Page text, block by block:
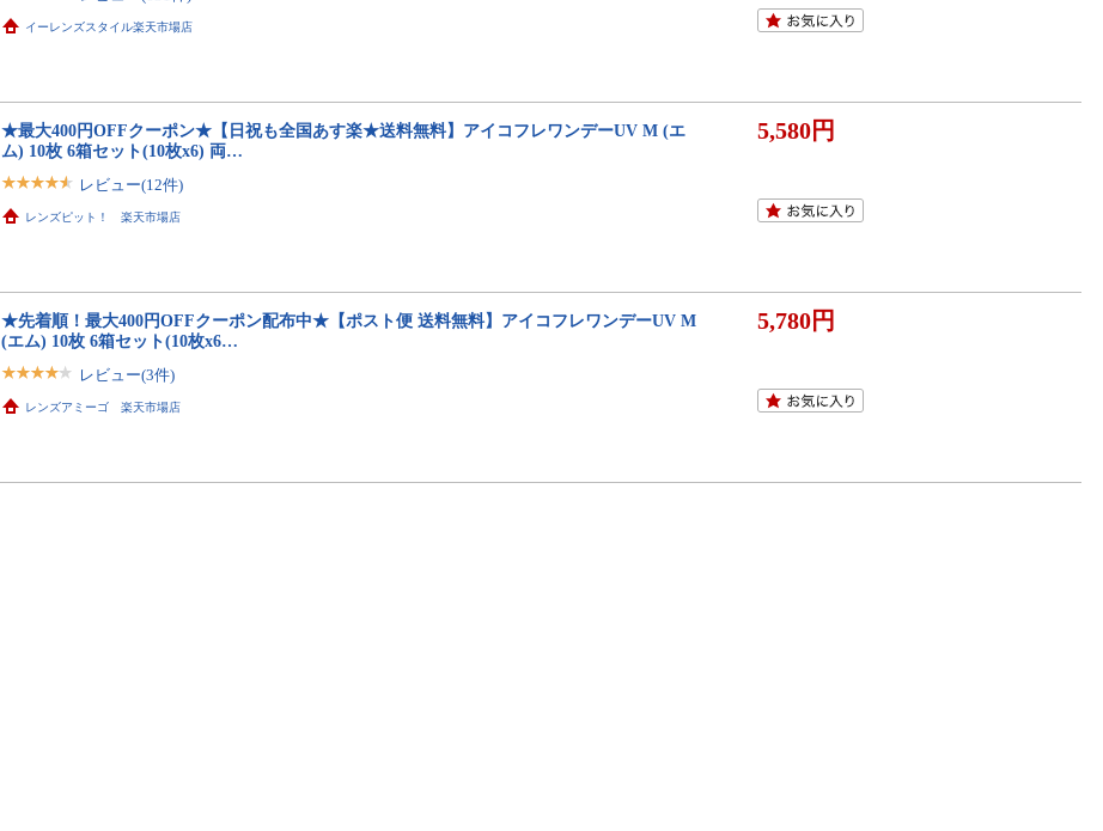
イーレンズスタイル楽天市場店
★最大400円OFFクーポン★【日祝も全国あす楽★送料無料】アイコフレワンデーUV M (エ
ム) 10枚 6箱セット(10枚x6) 両…
レビュー(12件)
レンズピット！ 楽天市場店
5,580円
★先着順！最大400円OFFクーポン配布中★【ポスト便 送料無料】アイコフレワンデーUV M
(エム) 10枚 6箱セット(10枚x6…
レビュー(3件)
レンズアミーゴ 楽天市場店
5,780円